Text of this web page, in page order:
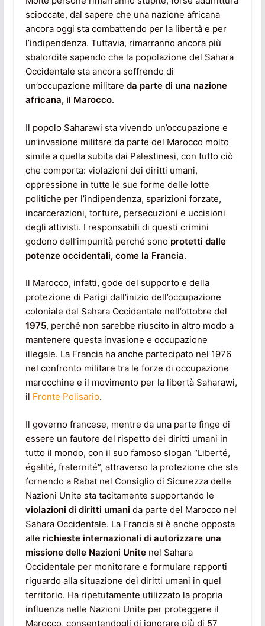
scioccate, dal sapere che una nazione africana
ancora oggi sta combattendo per la libertà e per
l’indipendenza. Tuttavia, rimarranno ancora più
sbalordite sapendo che la popolazione del Sahara
Occidentale sta ancora soffrendo di
un’occupazione militare da parte di una nazione
africana, il Marocco.
Il popolo Saharawi sta vivendo un’occupazione e
un’invasione militare da parte del Marocco molto
simile a quella subita dai Palestinesi, con tutto ciò
che comporta: violazioni dei diritti umani,
oppressione in tutte le sue forme delle lotte
politiche per l’indipendenza, sparizioni forzate,
incarcerazioni, torture, persecuzioni e uccisioni
degli attivisti. I responsabili di questi crimini
godono dell’impunità perché sono protetti dalle
potenze occidentali, come la Francia.
Il Marocco, infatti, gode del supporto e della
protezione di Parigi dall’inizio dell’occupazione
coloniale del Sahara Occidentale nell’ottobre del
1975, perché non sarebbe riuscito in altro modo a
mantenere questa invasione e occupazione
illegale. La Francia ha anche partecipato nel 1976
nel confronto militare tra le forze di occupazione
marocchine e il movimento per la libertà Saharawi,
il Fronte Polisario.
Il governo francese, mentre da una parte finge di
essere un fautore del rispetto dei diritti umani in
tutto il mondo, con il suo famoso slogan “Liberté,
égalité, fraternité”, attraverso la protezione che sta
fornendo a Rabat nel Consiglio di Sicurezza delle
Nazioni Unite sta tacitamente supportando le
violazioni di diritti umani da parte del Marocco nel
Sahara Occidentale. La Francia si è anche opposta
alle richieste internazionali di autorizzare una
missione delle Nazioni Unitenel Sahara
Occidentale per monitorare e formulare rapporti
riguardo alla situazione dei diritti umani in quel
territorio. Ha ripetutamente utilizzato la propria
influenza nelle Nazioni Unite per proteggere il
Marocco, consentendogli di ignorare più di 57